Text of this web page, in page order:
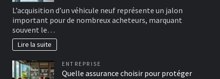
L’acquisition d’un véhicule neuf représente un jalon
important pour de nombreux acheteurs, marquant
souvent le…
Lire la suite
ENTREPRISE
Quelle assurance choisir pour protéger